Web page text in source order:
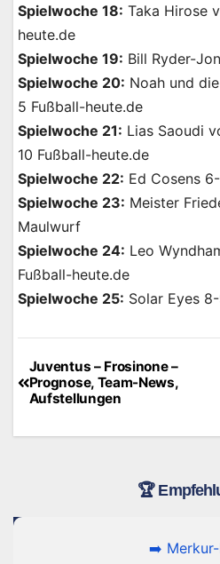
Spielwoche 18: Taka Hirose
heute.de
Spielwoche 19: Bill Ryder-
Spielwoche 20: Noah und
5 Fußball-heute.de
Spielwoche 21: Lias Saoudi
10 Fußball-heute.de
Spielwoche 22: Ed Cosens
Spielwoche 23: Meister
Maulwurf
Spielwoche 24: Leo
Fußball-heute.de
Spielwoche 25: Solar Eyes
Beitragsnavigation
Juventus – Frosinone –
Prognose, Team-News,
Aufstellungen
🏆
➡️